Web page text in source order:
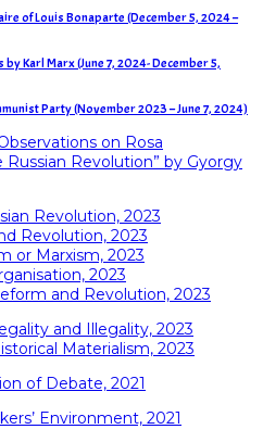
of Louis Bonaparte (December 5, 2024 –
Karl Marx (June 7, 2024- December 5,
Party (November 2023 – June 7, 2024)
on Rosa
Russian Revolution” by Gyorgy
Revolution, 2023
Revolution, 2023
or Marxism, 2023
2023
and Revolution, 2023
and Illegality, 2023
Materialism, 2023
of Debate, 2021
Environment, 2021